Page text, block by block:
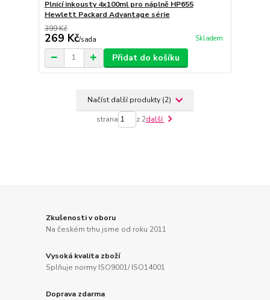
Plnicí inkousty 4x100ml pro náplně HP655
Hewlett Packard Advantage série
399 Kč
269 Kč/sada Skladem
Přidat do košíku
Načíst další produkty (2)
strana z 2další
Zkušenosti v oboru
Na českém trhu jsme od roku 2011
Vysoká kvalita zboží
Splňuje normy ISO9001/ ISO14001
Doprava zdarma